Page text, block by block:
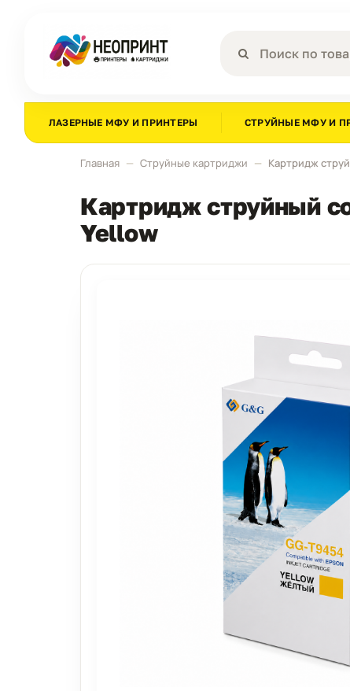
ЛАЗЕРНЫЕ МФУ И ПРИНТЕРЫ СТРУЙНЫЕ МФУ И
Главная Струйные картриджи Картридж
Картридж струйный
Yellow